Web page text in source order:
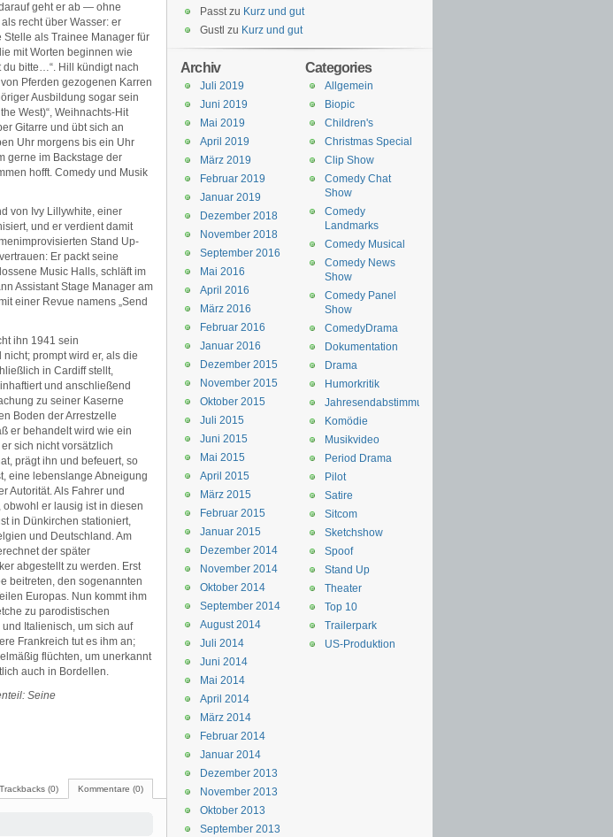
geht er ab — ohne
recht über Wasser: er
als Trainee Manager für
mit Worten beginnen wie
du bitte…“. Hill kündigt nach
Pferden gezogenen Karren
Ausbildung sogar sein
West)“, Weihnachts-Hit
Gitarre und übt sich an
Uhr morgens bis ein Uhr
gerne im Backstage der
hofft. Comedy und Musik
von Ivy Lillywhite, einer
und er verdient damit
Stand Up-
Er packt seine
Music Halls, schläft im
Assistant Stage Manager am
einer Revue namens „Send
ihn 1941 sein
prompt wird er, als die
in Cardiff stellt,
und anschließend
zu seiner Kaserne
Boden der Arrestzelle
er behandelt wird wie ein
sich nicht vorsätzlich
prägt ihn und befeuert, so
eine lebenslange Abneigung
Autorität. Als Fahrer und
obwohl er lausig ist in diesen
in Dünkirchen stationiert,
und Deutschland. Am
der später
abgestellt zu werden. Erst
beitreten, den sogenannten
Europas. Nun kommt ihm
zu parodistischen
Italienisch, um sich auf
Frankreich tut es ihm an;
flüchten, um unerkannt
auch in Bordellen.
Seine
Kommentare (0)
Trackbacks (0)
Passtzu Kurz und gut
Gustl zu Kurz und gut
Categories
Allgemein
Biopic
Children's
Christmas Special
Clip Show
Comedy Chat
Show
Comedy
Landmarks
Comedy Musical
Comedy News
Show
Comedy Panel
Show
ComedyDrama
Dokumentation
Drama
Humorkritik
Jahresendabstimmung
Komödie
Musikvideo
Period Drama
Pilot
Satire
Sitcom
Sketchshow
Spoof
Stand Up
Theater
Top 10
Trailerpark
US-Produktion
Archiv
Juli 2019
Juni 2019
Mai 2019
April 2019
März 2019
Februar 2019
Januar 2019
Dezember 2018
November 2018
September 2016
Mai 2016
April 2016
März 2016
Februar 2016
Januar 2016
Dezember 2015
November 2015
Oktober 2015
Juli 2015
Juni 2015
Mai 2015
April 2015
März 2015
Februar 2015
Januar 2015
Dezember 2014
November 2014
Oktober 2014
September 2014
August 2014
Juli 2014
Juni 2014
Mai 2014
April 2014
März 2014
Februar 2014
Januar 2014
Dezember 2013
November 2013
Oktober 2013
September 2013